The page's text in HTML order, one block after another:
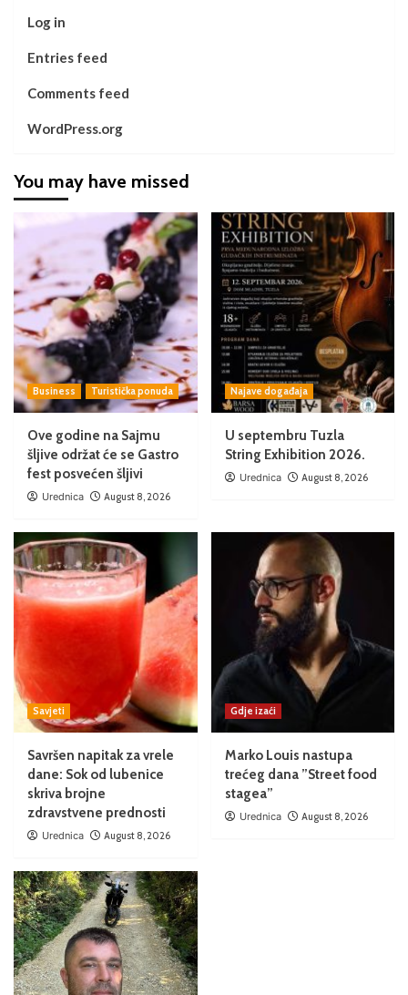
Log in
Entries feed
Comments feed
WordPress.org
You may have missed
Business Turistička ponuda
Ove godine na Sajmu
šljive održat će se Gastro
fest posvećen šljivi
Urednica August 8, 2026
Najave događaja
U septembru Tuzla
String Exhibition 2026.
Urednica August 8, 2026
Savjeti
Savršen napitak za vrele
dane: Sok od lubenice
skriva brojne
zdravstvene prednosti
Urednica August 8, 2026
Gdje izaći
Marko Louis nastupa
trećeg dana ”Street food
stagea”
Urednica August 8, 2026